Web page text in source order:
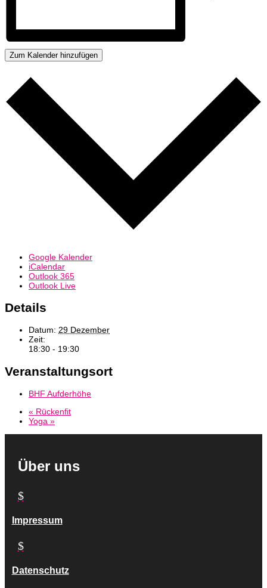
Zum Kalender hinzufügen
Google Kalender
iCalendar
Outlook 365
Outlook Live
Details
Datum: 29 Dezember
Zeit:
18:30 - 19:30
Veranstaltungsort
BHF Aufderhöhe
« Rückenfit
Yoga »
Über uns
$
Impressum
$
Datenschutz